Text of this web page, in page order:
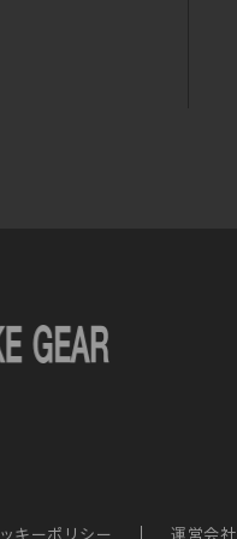
キーポリシー 運営会社